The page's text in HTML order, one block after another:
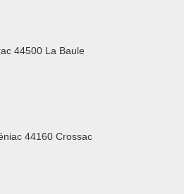
44500 La Baule
44160 Crossac